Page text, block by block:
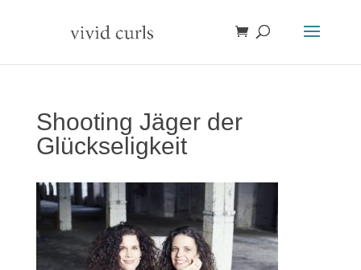
Shooting Jäger der
Glückseligkeit